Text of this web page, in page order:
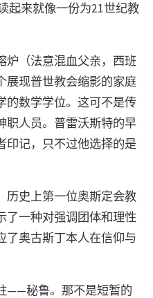
起来就像一份为21世纪教
炉（法意混血父亲，西班
现普世教会缩影的家庭
的数学学位。这可不是传
职人员。普雷沃斯特的早
印记，只不过他选择的是
历史上第一位奥斯定会教
了一种对强调团体和理性
了奥古斯丁本人在信仰与
——秘鲁。那不是短暂的